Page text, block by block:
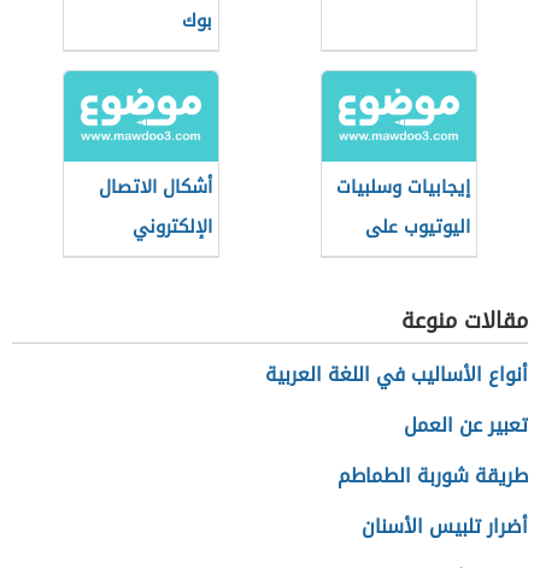
بوك
إيجابيات وسلبيات
اليوتيوب على
الأطفال
أشكال الاتصال
الإلكتروني
مقالات منوعة
أنواع الأساليب في اللغة العربية
تعبير عن العمل
طريقة شوربة الطماطم
أضرار تلبيس الأسنان